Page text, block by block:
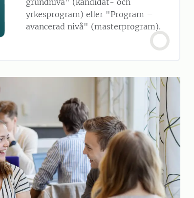
grundnivå" (kandidat- och
yrkesprogram) eller "Program –
avancerad nivå" (masterprogram).